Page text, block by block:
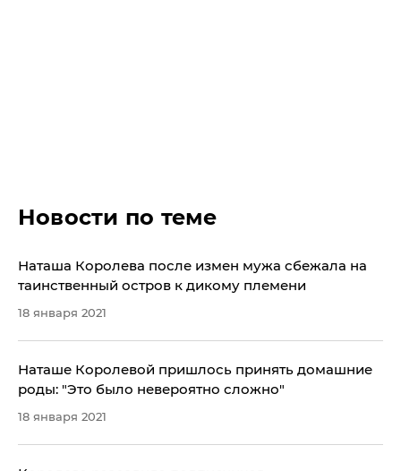
Новости по теме
Наташа Королева после измен мужа сбежала на
таинственный остров к дикому племени
18 января 2021
Наташе Королевой пришлось принять домашние
роды: "Это было невероятно сложно"
18 января 2021